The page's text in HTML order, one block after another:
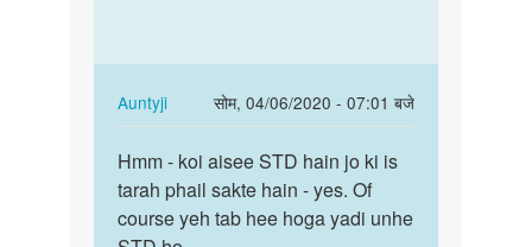
choot
by
ibran
Auntyji
सोम, 04/06/2020 - 07:01 बजे
In
reply
to
Std
(sexual
Hmm
-
koi
Hmm - koi aisee STD hain jo ki is
tarah phail sakte hain - yes. Of
course yeh tab hee hoga yadi unhe